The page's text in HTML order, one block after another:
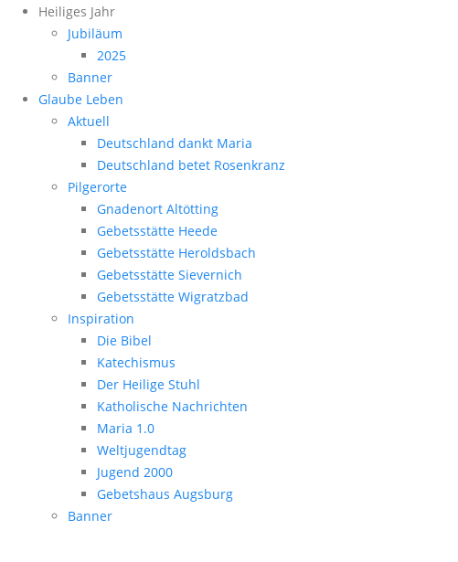
Heiliges Jahr
Jubiläum
2025
Banner
Glaube Leben
Aktuell
Deutschland dankt Maria
Deutschland betet Rosenkranz
Pilgerorte
Gnadenort Altötting
Gebetsstätte Heede
Gebetsstätte Heroldsbach
Gebetsstätte Sievernich
Gebetsstätte Wigratzbad
Inspiration
Die Bibel
Katechismus
Der Heilige Stuhl
Katholische Nachrichten
Maria 1.0
Weltjugendtag
Jugend 2000
Gebetshaus Augsburg
Banner